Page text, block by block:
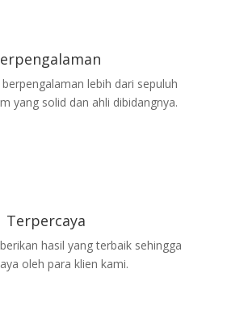
lebih dari sepuluh
yang solid dan ahli dibidangnya.
Terpercaya
hasil yang terbaik sehingga
oleh para klien kami.